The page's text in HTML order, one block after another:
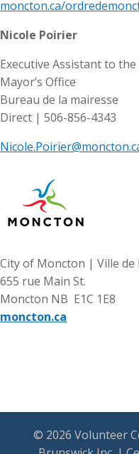
moncton.ca/
Nicole Poirier
Executive Assistant to
Mayor’s Office
Bureau de la mairesse
Direct | 506-856-4343
City of Moncton | Ville de
655 rue Main St.
Moncton NB E1C 1E8
moncton.ca
© 2026 Volunteer